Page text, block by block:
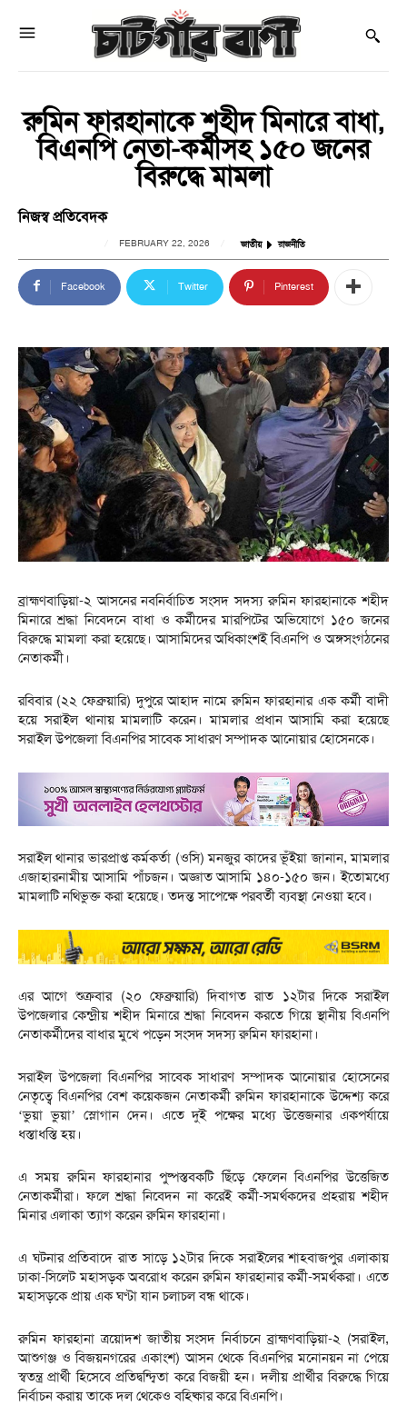
রুমিন ফারহানাকে শহীদ মিনারে বাধা,
বিএনপি নেতা-কর্মীসহ ১৫০ জনের
বিরুদ্ধে মামলা
নিজস্ব প্রতিবেদক
FEBRUARY 22, 2026 জাতীয় রাজনীতি
Facebook Twitter Pinterest
ব্রাহ্মণবাড়িয়া-২ আসনের নবনির্বাচিত সংসদ সদস্য রুমিন ফারহানাকে শহীদ
মিনারে শ্রদ্ধা নিবেদনে বাধা ও কর্মীদের মারপিটের অভিযোগে ১৫০ জনের
বিরুদ্ধে মামলা করা হয়েছে। আসামিদের অধিকাংশই বিএনপি ও অঙ্গসংগঠনের
নেতাকর্মী।
রবিবার (২২ ফেব্রুয়ারি) দুপুরে আহাদ নামে রুমিন ফারহানার এক কর্মী বাদী
হয়ে সরাইল থানায় মামলাটি করেন। মামলার প্রধান আসামি করা হয়েছে
সরাইল উপজেলা বিএনপির সাবেক সাধারণ সম্পাদক আনোয়ার হোসেনকে।
সরাইল থানার ভারপ্রাপ্ত কর্মকর্তা (ওসি) মনজুর কাদের ভূঁইয়া জানান, মামলার
এজাহারনামীয় আসামি পাঁচজন। অজ্ঞাত আসামি ১৪০-১৫০ জন। ইতোমধ্যে
মামলাটি নথিভুক্ত করা হয়েছে। তদন্ত সাপেক্ষে পরবর্তী ব্যবস্থা নেওয়া হবে।
এর আগে শুক্রবার (২০ ফেব্রুয়ারি) দিবাগত রাত ১২টার দিকে সরাইল
উপজেলার কেন্দ্রীয় শহীদ মিনারে শ্রদ্ধা নিবেদন করতে গিয়ে স্থানীয় বিএনপি
নেতাকর্মীদের বাধার মুখে পড়েন সংসদ সদস্য রুমিন ফারহানা।
সরাইল উপজেলা বিএনপির সাবেক সাধারণ সম্পাদক আনোয়ার হোসেনের
নেতৃত্বে বিএনপির বেশ কয়েকজন নেতাকর্মী রুমিন ফারহানাকে উদ্দেশ্য করে
‘ভুয়া ভুয়া’ স্লোগান দেন। এতে দুই পক্ষের মধ্যে উত্তেজনার একপর্যায়ে
ধস্তাধস্তি হয়।
এ সময় রুমিন ফারহানার পুষ্পস্তবকটি ছিঁড়ে ফেলেন বিএনপির উত্তেজিত
নেতাকর্মীরা। ফলে শ্রদ্ধা নিবেদন না করেই কর্মী-সমর্থকদের প্রহরায় শহীদ
মিনার এলাকা ত্যাগ করেন রুমিন ফারহানা।
এ ঘটনার প্রতিবাদে রাত সাড়ে ১২টার দিকে সরাইলের শাহবাজপুর এলাকায়
ঢাকা-সিলেট মহাসড়ক অবরোধ করেন রুমিন ফারহানার কর্মী-সমর্থকরা। এতে
মহাসড়কে প্রায় এক ঘণ্টা যান চলাচল বন্ধ থাকে।
রুমিন ফারহানা ত্রয়োদশ জাতীয় সংসদ নির্বাচনে ব্রাহ্মণবাড়িয়া-২ (সরাইল,
আশুগঞ্জ ও বিজয়নগরের একাংশ) আসন থেকে বিএনপির মনোনয়ন না পেয়ে
স্বতন্ত্র প্রার্থী হিসেবে প্রতিদ্বন্দ্বিতা করে বিজয়ী হন। দলীয় প্রার্থীর বিরুদ্ধে গিয়ে
নির্বাচন করায় তাকে দল থেকেও বহিষ্কার করে বিএনপি।